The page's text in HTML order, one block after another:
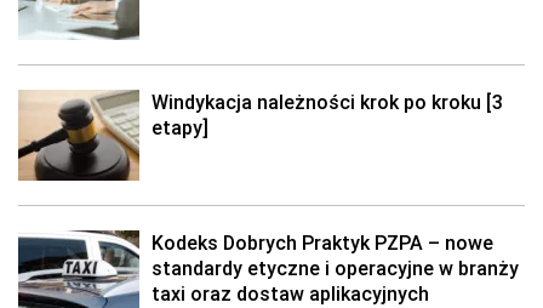
Windykacja należności krok po kroku [3
etapy]
Kodeks Dobrych Praktyk PZPA – nowe
standardy etyczne i operacyjne w branży
taxi oraz dostaw aplikacyjnych